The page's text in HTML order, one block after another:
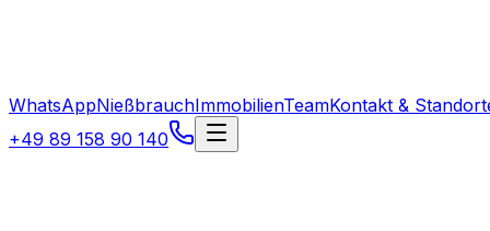
WhatsAppNießbrauchImmobilienTeamKontakt &
+49 89 158 90 140